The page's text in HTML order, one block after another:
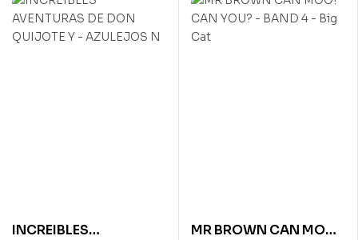
INCREIBLES
MR BROWN CAN MOO!